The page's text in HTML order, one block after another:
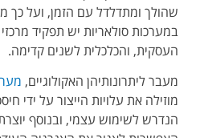
שהולך ומתדלדל עם הזמן, ועל כך
במערכות סולאריות יש תפקיד
העסקית, והכלכלית לשנים קדימה.
מעבר ליתרונותיהן האקולוגיים,
מוזילה את עלויות הייצור על ידי
הנדרש לשימוש עצמי, ובנוסף